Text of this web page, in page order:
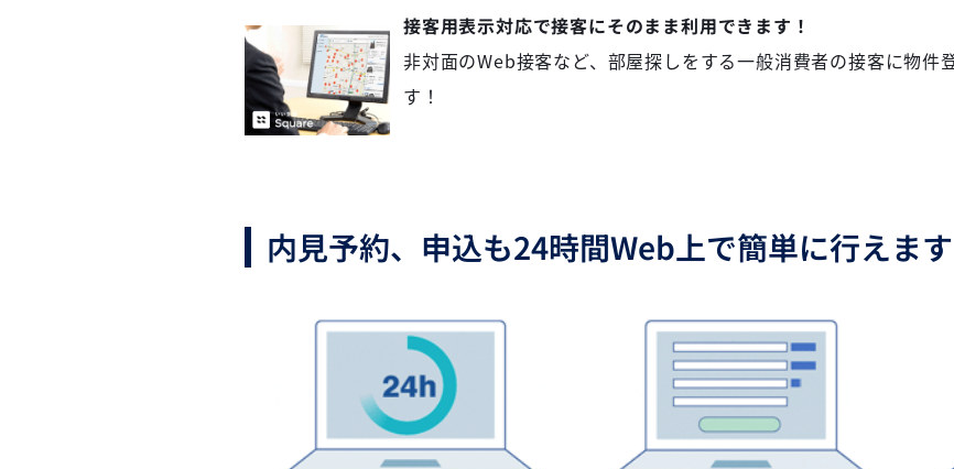
接客用表示対応で接客にそのまま利用できます！
非対面のWeb接客など、部屋探しをする一般消費者の接客に物件
す！
内見予約、申込も24時間Web上で簡単に行えます